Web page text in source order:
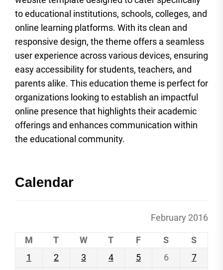
to educational institutions, schools, colleges, and
online learning platforms. With its clean and
responsive design, the theme offers a seamless
user experience across various devices, ensuring
easy accessibility for students, teachers, and
parents alike. This education theme is perfect for
organizations looking to establish an impactful
online presence that highlights their academic
offerings and enhances communication within
the educational community.
Calendar
February 2016
M T W T F S
S
1
2 3 4 5 6
7